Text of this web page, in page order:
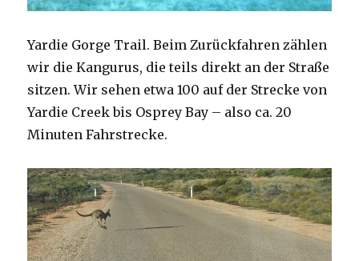
Yardie Gorge Trail. Beim Zurückfahren zählen
wir die Kangurus, die teils direkt an der Straße
sitzen. Wir sehen etwa 100 auf der Strecke von
Yardie Creek bis Osprey Bay – also ca. 20
Minuten Fahrstrecke.